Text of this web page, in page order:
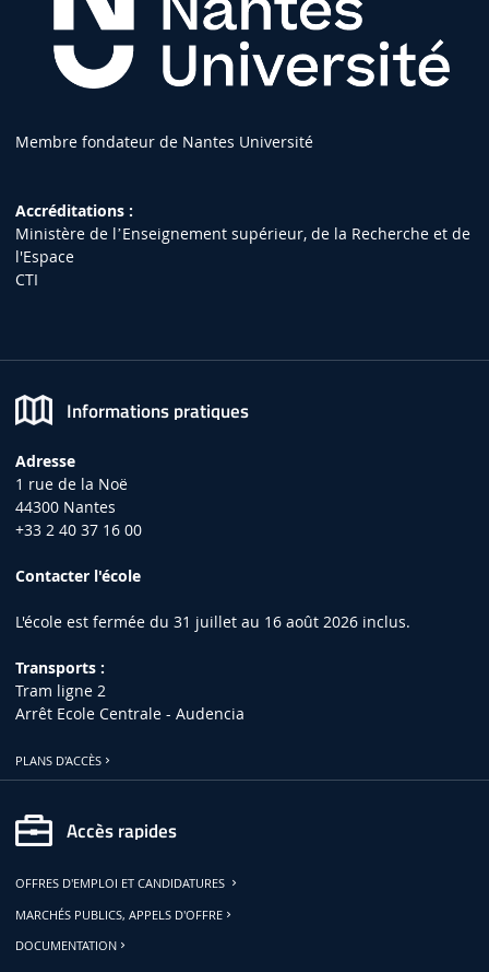
Membre fondateur de Nantes Université
Accréditations :
Ministère de lʼEnseignement supérieur, de la Recherche et de
l'Espace
CTI
Informations pratiques
Adresse
1 rue de la Noë
44300 Nantes
+33 2 40 37 16 00
Contacter l'école
L'école est fermée du 31 juillet au 16 août 2026 inclus.
Transports :
Tram ligne 2
Arrêt Ecole Centrale - Audencia
PLANS D'ACCÈS
Accès rapides
OFFRES D'EMPLOI ET CANDIDATURES
MARCHÉS PUBLICS, APPELS D'OFFRE
DOCUMENTATION